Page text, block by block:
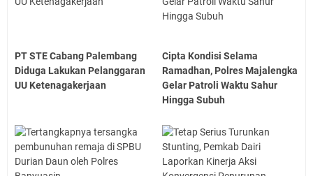
PT STE Cabang Palembang
Diduga Lakukan Pelanggaran
UU Ketenagakerjaan
Cipta Kondisi Selama
Ramadhan, Polres Majalengka
Gelar Patroli Waktu Sahur
Hingga Subuh